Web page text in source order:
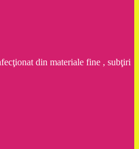
din materiale fine , subţiri